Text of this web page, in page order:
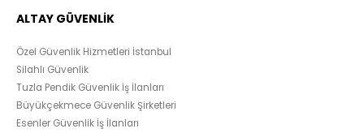
ALTAY GÜVENLİK
Özel Güvenlik Hizmetleri İstanbul
Silahlı Güvenlik
Tuzla Pendik Güvenlik İş İlanları
Büyükçekmece Güvenlik Şirketleri
Esenler Güvenlik İş İlanları